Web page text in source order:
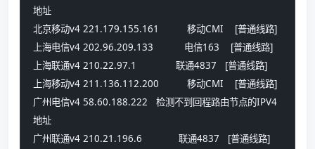
地址
北京移动v4 221.179.155.161          移动CMI    [普通线路]
上海电信v4 202.96.209.133           电信163    [普通线路]
上海联通v4 210.22.97.1              联通4837   [普通线路]
上海移动v4 211.136.112.200          移动CMI    [普通线路]
广州电信v4 58.60.188.222   检测不到回程路由节点的IPV4
地址
广州联通v4 210.21.196.6             联通4837   [普通线路]